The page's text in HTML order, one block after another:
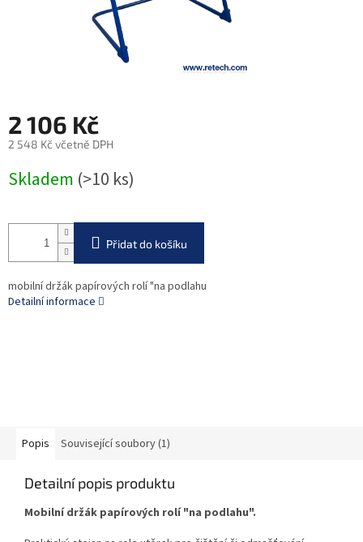
2 106 Kč
2 548 Kč včetně DPH
cena:
Skladem (>10 ks)
Přidat do košíku
mobilní držák papírových rolí "na podlahu
Detailní informace
Popis Související soubory (1)
Detailní popis produktu
Mobilní držák papírových rolí "na podlahu".